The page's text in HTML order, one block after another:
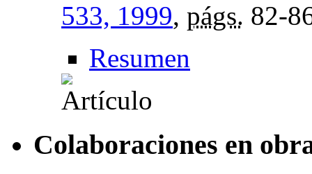
533, 1999, págs. 82-
Resumen
Colaboraciones en